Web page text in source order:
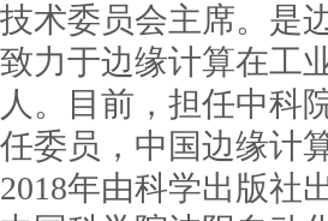
技术委员会主席。是
致力于边缘计算在工
人。目前，担任中科
任委员，中国边缘计
2018年由科学出版